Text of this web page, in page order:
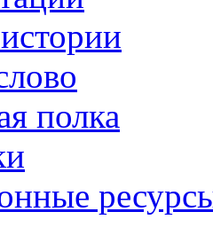
полка